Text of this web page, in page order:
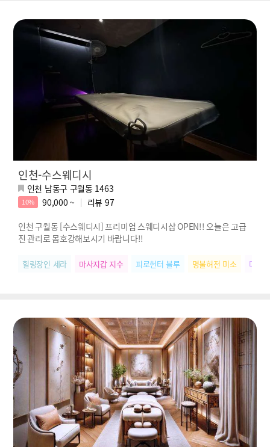
인천-수스웨디시
인천 남동구 구월동 1463
10% 90,000 ~ 리뷰 97
인천 구월동 [수스웨디시] 프리미엄 스웨디시샵 OPEN!! 오늘은 고급
진 관리로 몸호강해보시기 바랍니다!!
힐링장인 세라 마사지갑 지수 피로헌터 블루 명불허전 미소 다크